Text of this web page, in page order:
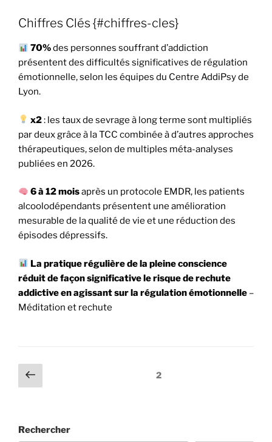
Chiffres Clés {#chiffres-cles}
70%des personnes souffrant d’addiction
présentent des difficultés significatives de régulation
émotionnelle, selon les équipes du Centre AddiPsy de
Lyon.
x2: les taux de sevrage à long terme sont multipliés
par deux grâce à la TCC combinée à d’autres approches
thérapeutiques, selon de multiples méta-analyses
publiées en 2026.
6 à 12 moisaprès un protocole EMDR, les patients
alcoolodépendants présentent une amélioration
mesurable de la qualité de vie et une réduction des
épisodes dépressifs.
La pratique régulière de la pleine conscience
réduit de façon significative le risque de rechute
addictive en agissant sur la régulation émotionnelle –
Méditation et rechute
2
Rechercher